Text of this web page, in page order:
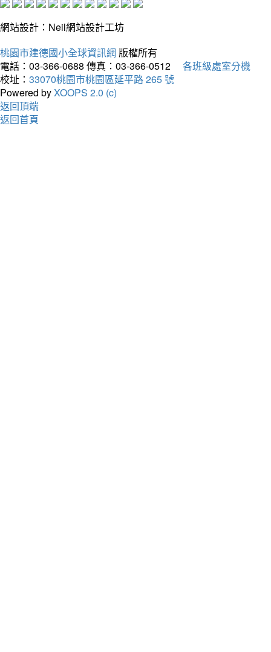
網站設計：Neil網站設計工坊
桃園市建德國小全球資訊網 版權所有
電話：03-366-0688 傳真：03-366-0512
各班級處室分機
校址： 33070桃園市桃園區延平路 265 號
Powered byXOOPS 2.0 (c)
返回頂端
返回首頁